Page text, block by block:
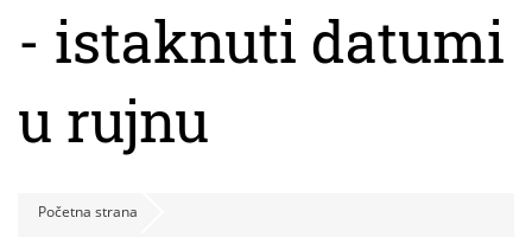
- istaknuti datumi
u rujnu
Početna strana